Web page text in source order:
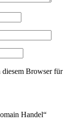
Browser für
Handel“